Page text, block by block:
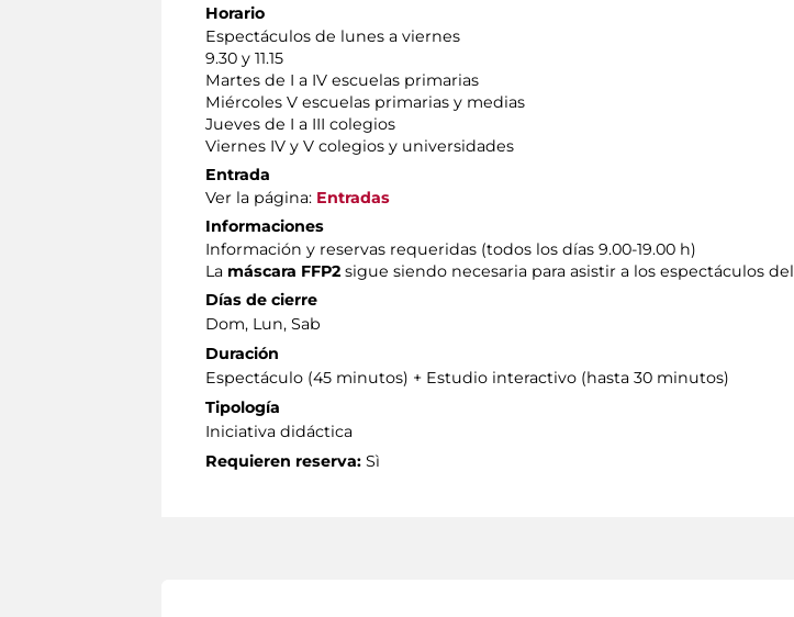
Horario
Espectáculos de lunes a viernes
9.30 y 11.15
Martes de I a IV escuelas primarias
Miércoles V escuelas primarias y medias
Jueves de I a III colegios
Viernes IV y V colegios y universidades
Entrada
Ver la página: Entradas
Informaciones
Información y reservas requeridas (todos los días 9.00-19.00 h)
La máscara FFP2 sigue siendo necesaria para asistir a los espectáculos del
Días de cierre
Dom, Lun, Sab
Duración
Espectáculo (45 minutos) + Estudio interactivo (hasta 30 minutos)
Tipología
Iniciativa didáctica
Requieren reserva: Sì